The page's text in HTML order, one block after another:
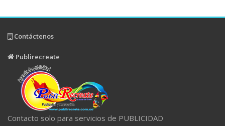
Contáctenos
Publirecreate
Contacto solo para servicios de PUBLICIDAD